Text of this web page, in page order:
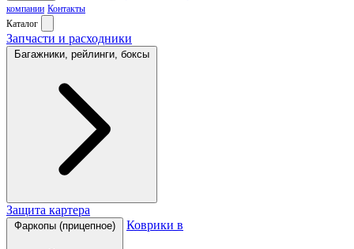
компании Контакты
Каталог
Запчасти и расходники
Багажники, рейлинги, боксы
Защита картера
Фаркопы (прицепное) Коврики в